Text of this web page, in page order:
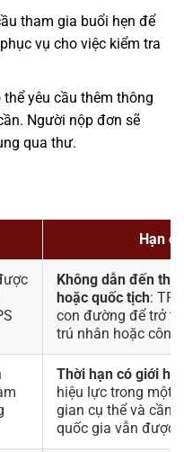
tham gia buổi hẹn để
vụ cho việc kiểm tra
thể yêu cầu thêm thông
Người nộp đơn sẽ
qua thư.
Hạn
Không dẫn đến
hoặc quốc tịch:
con đường để trở
trú nhân hoặc công
Thời hạn có giới
hiệu lực trong một
gian cụ thể và cần
quốc gia vẫn được